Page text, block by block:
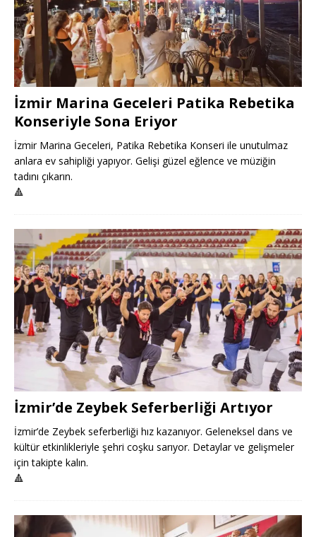
İzmir Marina Geceleri Patika Rebetika
Konseriyle Sona Eriyor
İzmir Marina Geceleri, Patika Rebetika Konseri ile unutulmaz
anlara ev sahipliği yapıyor. Gelişi güzel eğlence ve müziğin
tadını çıkarın.
🔺
İzmir’de Zeybek Seferberliği Artıyor
İzmir’de Zeybek seferberliği hız kazanıyor. Geleneksel dans ve
kültür etkinlikleriyle şehri coşku sarıyor. Detaylar ve gelişmeler
için takipte kalın.
🔺